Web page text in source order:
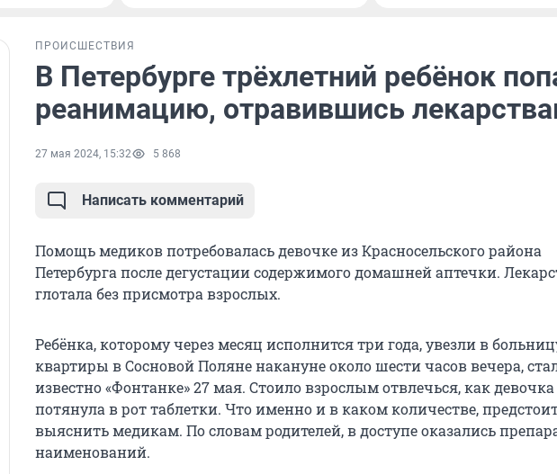
ПРОИСШЕСТВИЯ
В Петербурге трёхлетний ребёнок
реанимацию, отравившись
27 мая 2024, 15:32 5 868
Написать комментарий
Помощь медиков потребовалась девочке из Красносельского района
Петербурга после дегустации содержимого домашней аптечки.
глотала без присмотра взрослых.
Ребёнка, которому через месяц исполнится три года, увезли в
квартиры в Сосновой Поляне накануне около шести часов вечера,
известно «Фонтанке» 27 мая. Стоило взрослым отвлечься, как девочка
потянула в рот таблетки. Что именно и в каком количестве,
выяснить медикам. По словам родителей, в доступе оказались
наименований.